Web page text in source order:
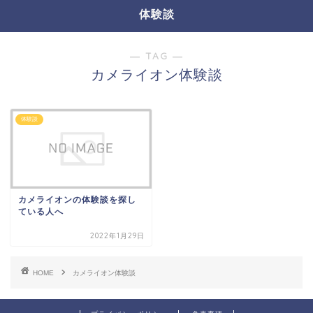
体験談
― TAG ―
カメライオン体験談
体験談
カメライオンの体験談を探し
ている人へ
2022年1月29日
HOME カメライオン体験談